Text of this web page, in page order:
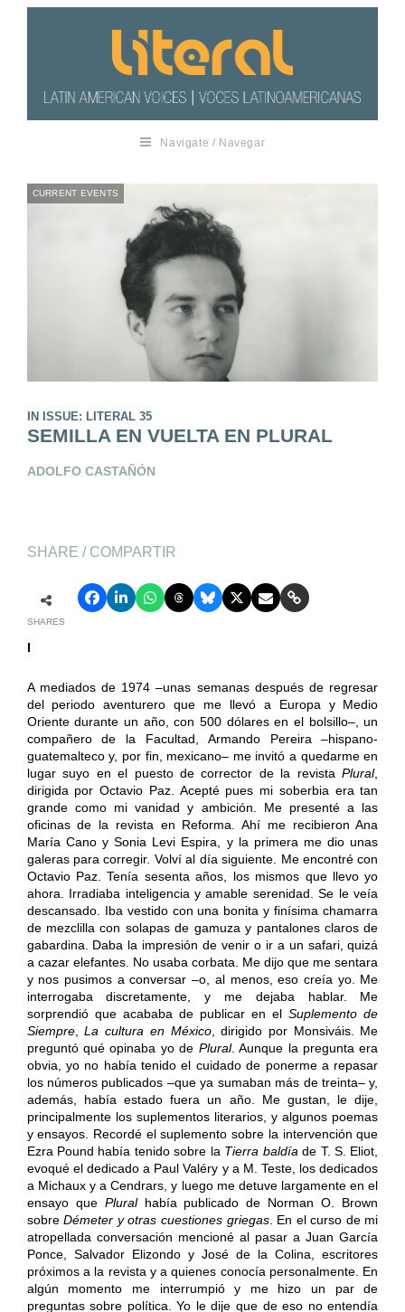
Navigate / Navegar
CURRENT EVENTS
IN ISSUE: LITERAL 35
SEMILLA EN VUELTA EN PLURAL
ADOLFO CASTAÑÓN
SHARE / COMPARTIR
SHARES
I
A mediados de 1974 –unas semanas después de regresar
del periodo aventurero que me llevó a Europa y Medio
Oriente durante un año, con 500 dólares en el bolsillo–, un
compañero de la Facultad, Armando Pereira –hispano-
guatemalteco y, por fin, mexicano– me invitó a quedarme en
lugar suyo en el puesto de corrector de la revistaPlural,
dirigida por Octavio Paz. Acepté pues mi soberbia era tan
grande como mi vanidad y ambición. Me presenté a las
oficinas de la revista en Reforma. Ahí me recibieron Ana
María Cano y Sonia Levi Espira, y la primera me dio unas
galeras para corregir. Volví al día siguiente. Me encontré con
Octavio Paz. Tenía sesenta años, los mismos que llevo yo
ahora. Irradiaba inteligencia y amable serenidad. Se le veía
descansado. Iba vestido con una bonita y finísima chamarra
de mezclilla con solapas de gamuza y pantalones claros de
gabardina. Daba la impresión de venir o ir a un safari, quizá
a cazar elefantes. No usaba corbata. Me dijo que me sentara
y nos pusimos a conversar –o, al menos, eso creía yo. Me
interrogaba discretamente, y me dejaba hablar. Me
sorprendió que acababa de publicar en elSuplemento de
Siempre,La cultura en México, dirigido por Monsiváis. Me
preguntó qué opinaba yo de Plural. Aunque la pregunta era
obvia, yo no había tenido el cuidado de ponerme a repasar
los números publicados –que ya sumaban más de treinta– y,
además, había estado fuera un año. Me gustan, le dije,
principalmente los suplementos literarios, y algunos poemas
y ensayos. Recordé el suplemento sobre la intervención que
Ezra Pound había tenido sobre la Tierra baldíade T. S. Eliot,
evoqué el dedicado a Paul Valéry y a M. Teste, los dedicados
a Michaux y a Cendrars, y luego me detuve largamente en el
ensayo que Pluralhabía publicado de Norman O. Brown
sobreDémeter y otras cuestiones griegas. En el curso de mi
atropellada conversación mencioné al pasar a Juan García
Ponce, Salvador Elizondo y José de la Colina, escritores
próximos a la revista y a quienes conocía personalmente. En
algún momento me interrumpió y me hizo un par de
preguntas sobre política. Yo le dije que de eso no entendía